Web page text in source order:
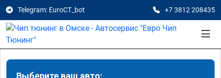
Telegram: EuroCT_bot +7 3812 208435
Выберите ваш авто: